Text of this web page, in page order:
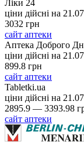
Ліки 24
ціни дійсні на
3032 грн
сайт аптеки
Аптека Доброго
ціни дійсні на
899.8 грн
сайт аптеки
Tabletki.ua
ціни дійсні на
2895.9 — 3393.98
сайт аптеки